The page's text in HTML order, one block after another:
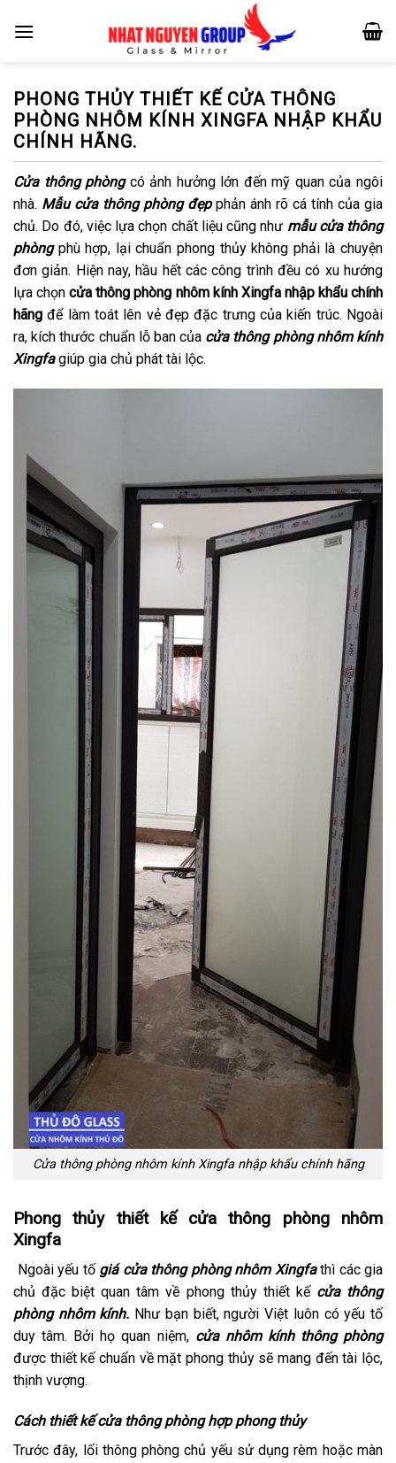
PHONG THỦY THIẾT KẾ CỬA THÔNG
PHÒNG NHÔM KÍNH XINGFA NHẬP KHẨU
CHÍNH HÃNG.
Cửa thông phòngcó ảnh hưởng lớn đến mỹ quan của ngôi
nhà. Mẫu cửa thông phòng đẹpphản ánh rõ cá tính của gia
chủ. Do đó, việc lựa chọn chất liệu cũng như mẫu cửa thông
phòngphù hợp, lại chuẩn phong thủy không phải là chuyện
đơn giản. Hiện nay, hầu hết các công trình đều có xu hướng
lựa chọncửa thông phòng nhôm kính Xingfa nhập khẩu chính
hãngđể làm toát lên vẻ đẹp đặc trưng của kiến trúc. Ngoài
ra, kích thước chuẩn lỗ ban của cửa thông phòng nhôm kính
Xingfagiúp gia chủ phát tài lộc.
Cửa thông phòng nhôm kính Xingfa nhập khẩu chính hãng
Phong thủy thiết kế cửa thông phòng nhôm
Xingfa
Ngoài yếu tố giá cửa thông phòng nhôm Xingfathì các gia
chủ đặc biệt quan tâm về phong thủy thiết kế cửa thông
phòng nhôm kính. Như bạn biết, người Việt luôn có yếu tố
duy tâm. Bởi họ quan niệm, cửa nhôm kính thông phòng
được thiết kế chuẩn về mặt phong thủy sẽ mang đến tài lộc,
thịnh vượng.
Cách thiết kế cửa thông phòng hợp phong thủy
Trước đây, lối thông phòng chủ yếu sử dụng rèm hoặc màn